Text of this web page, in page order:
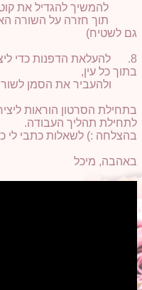
להמשיך להגדיל את
תוך חזרה על השורה
גם לשטיח)
8. להעלאת הדפנות כדי
בתוך כל עין,
ולהעביר את הסמן לשורה
בתחילת הסרטון הוראות
לתחילת תהליך העבודה.
בהצלחה :) לשאלות כתבי לי
באהבה, מיכל